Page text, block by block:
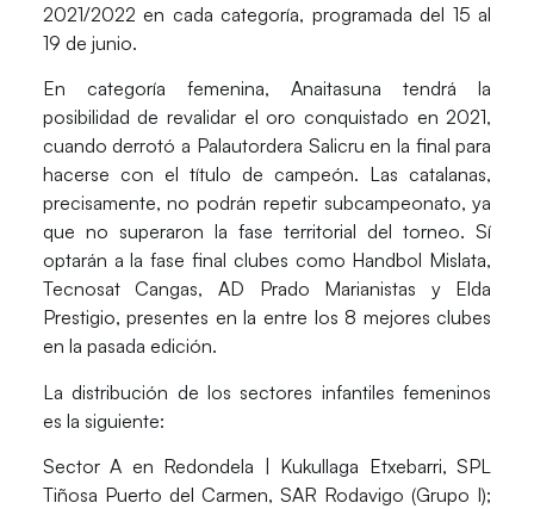
2021/2022 en cada categoría, programada del 15 al
19 de junio.
En categoría femenina,Anaitasunatendrá la
posibilidad de revalidar el oro conquistado en 2021,
cuando derrotó a Palautordera Salicru en la final para
hacerse con el título de campeón. Las catalanas,
precisamente, no podrán repetir subcampeonato, ya
que no superaron la fase territorial del torneo. Sí
optarán a la fase final clubes como Handbol Mislata,
Tecnosat Cangas, AD Prado Marianistas y Elda
Prestigio, presentes en la entre los 8 mejores clubes
en la pasada edición.
La distribución de los sectores infantiles femeninos
es la siguiente:
Sector A en Redondela | Kukullaga Etxebarri, SPL
Tiñosa Puerto del Carmen, SAR Rodavigo (Grupo I);